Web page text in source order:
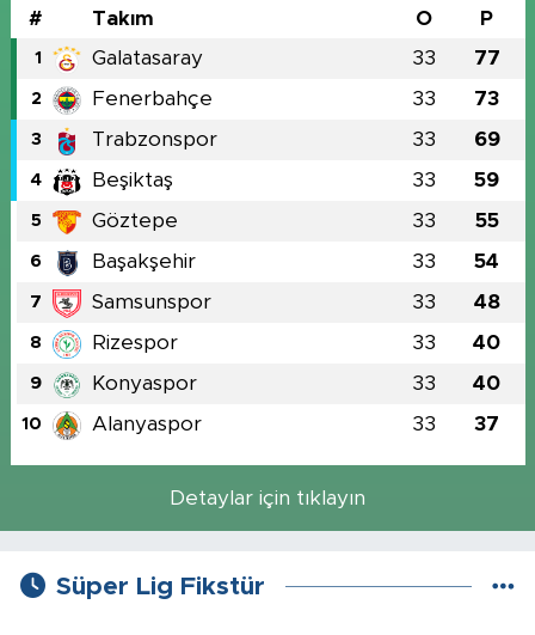
# Takım O P
1 Galatasaray 33 77
2 Fenerbahçe 33 73
3 Trabzonspor 33 69
4 Beşiktaş 33 59
5 Göztepe 33 55
6 Başakşehir 33 54
7 Samsunspor 33 48
8 Rizespor 33 40
9 Konyaspor 33 40
10 Alanyaspor 33 37
Detaylar için tıklayın
Süper Lig Fikstür